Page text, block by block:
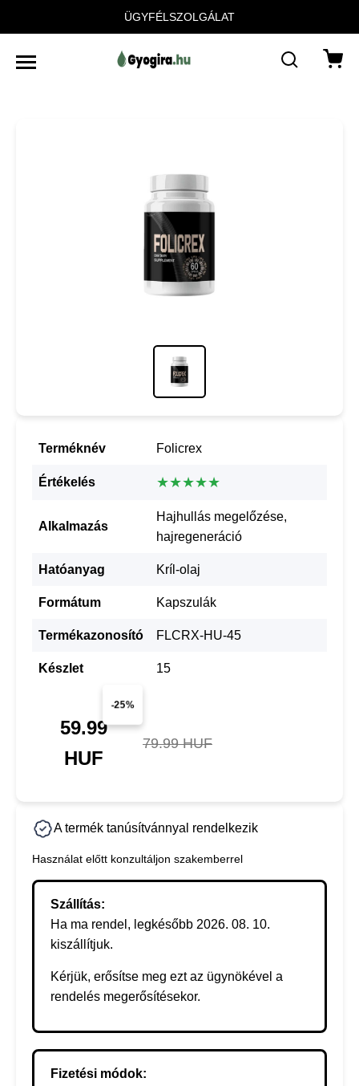
ÜGYFÉLSZOLGÁLAT
Terméknév Folicrex
Értékelés ★★★★★
Alkalmazás
Hajhullás megelőzése,
hajregeneráció
Hatóanyag Kríl-olaj
Formátum Kapszulák
Termékazonosító FLCRX-HU-45
Készlet 15
-25%
59.99
HUF
79.99 HUF
A termék tanúsítvánnyal rendelkezik
Használat előtt konzultáljon szakemberrel
Szállítás:
Ha ma rendel, legkésőbb 2026. 08. 10.
kiszállítjuk.
Kérjük, erősítse meg ezt az ügynökével a
rendelés megerősítésekor.
Fizetési módok: